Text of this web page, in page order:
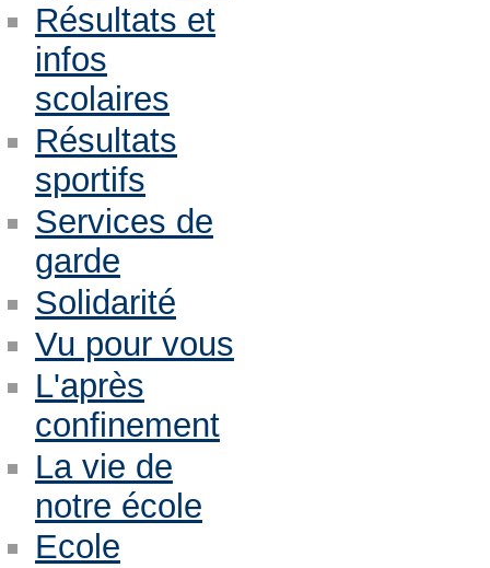
Résultats et
infos
scolaires
Résultats
sportifs
Services de
garde
Solidarité
Vu pour vous
L'après
confinement
La vie de
notre école
Ecole